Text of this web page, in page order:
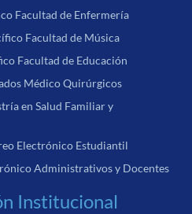
Facultad de Enfermería
Facultad de Música
Facultad de Educación
Médico Quirúrgicos
en Salud Familiar y
Electrónico Estudiantil
Administrativos y Docentes
Institucional